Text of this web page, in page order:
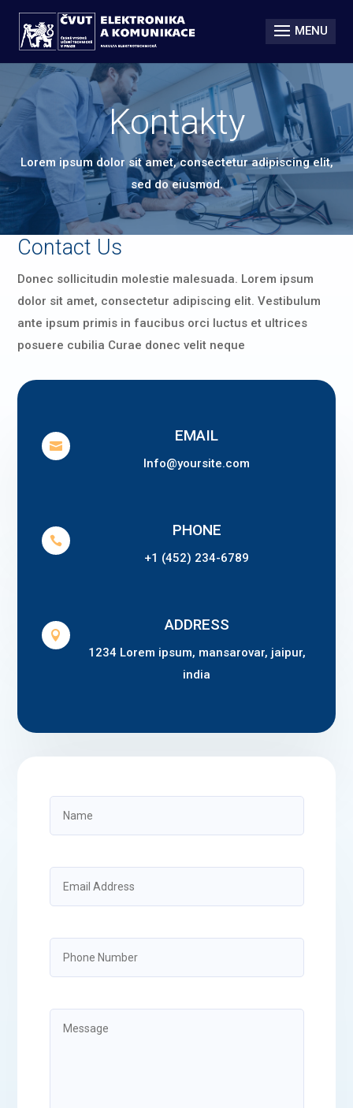
Kontakty
Lorem ipsum dolor sit amet, consectetur adipiscing elit,
sed do eiusmod.
Contact Us
Donec sollicitudin molestie malesuada. Lorem ipsum
dolor sit amet, consectetur adipiscing elit. Vestibulum
ante ipsum primis in faucibus orci luctus et ultrices
posuere cubilia Curae donec velit neque

EMAIL
Info@yoursite.com

PHONE
+1 (452) 234-6789

ADDRESS
1234 Lorem ipsum, mansarovar, jaipur,
india